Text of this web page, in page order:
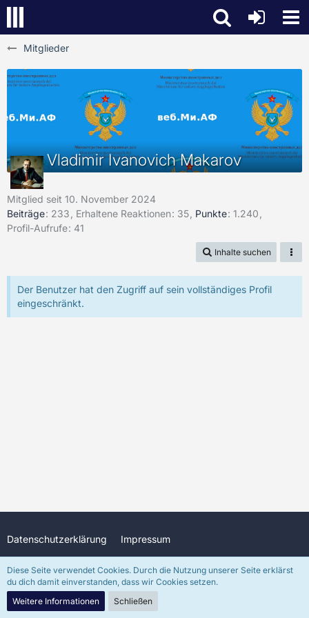
Mitglieder
Vladimir Ivanovich Makarov
Mitglied seit 10. November 2024
Beiträge 233 Erhaltene Reaktionen 35 Punkte 1.240
Profil-Aufrufe 41
Inhalte suchen
Der Benutzer hat den Zugriff auf sein vollständiges Profil
eingeschränkt.
Datenschutzerklärung Impressum
Community-Software:WoltLab Suite™
In freundlicher Unterstützung durch
Diese Seite verwendet Cookies. Durch die Nutzung unserer Seite erklärst
du dich damit einverstanden, dass wir Cookies setzen.
Weitere Informationen
Schließen